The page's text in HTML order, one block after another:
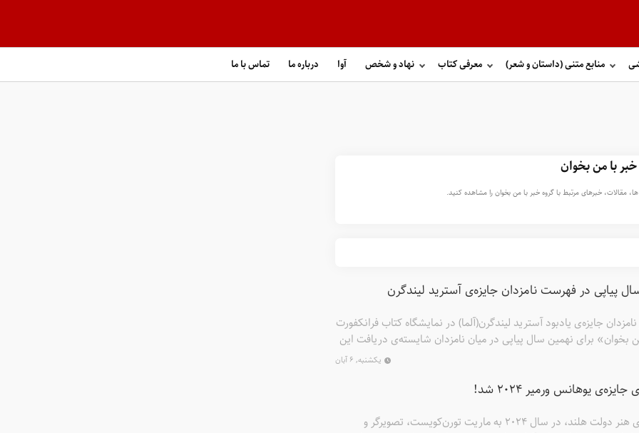
منابع متنی (داستان و شعر) معرفی کتاب نهاد و شخص آوا درباره ما تماس با ما
با من بخوان
مقالات، خبرهای مرتبط با گروه خبر با من بخوان را مشاهده کنید.
پیاپی در فهرست نامزدان جایزه‌ی آسترید لیندگرن
جایزه‌ی یادبود آسترید لیندگرن(آلما) در نمایشگاه کتاب فرانکفورت
بخوان» برای نهمین سال پیاپی در میان نامزدان شایسته‌ی دریافت این
یکشنبه, ۶ آبان
یوهانس ورمیر 2024 شد!
جایزه‌ی یوهانس ورمیر، جایزه‌ی هنر دولت هلند، در سال 2024 به ماریت تورن‌کویست، تصویرگر و